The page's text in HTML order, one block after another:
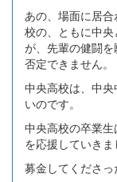
あの、場面に居
校の、ともに中
が、先輩の健闘
否定できません。
中央高校は、中
いのです。
中央高校の卒業
を応援していきま
募金してくださ